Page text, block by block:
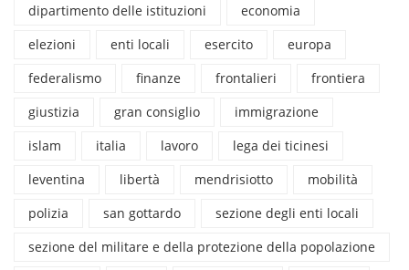
dipartimento delle istituzioni
economia
elezioni
enti locali esercito
europa
federalismo
finanze frontalieri
frontiera
giustizia
gran consiglio
immigrazione
islam
italia lavoro
lega dei ticinesi
leventina
libertà mendrisiotto
mobilità
polizia
san gottardo
sezione degli enti locali
sezione del militare e della protezione della popolazione